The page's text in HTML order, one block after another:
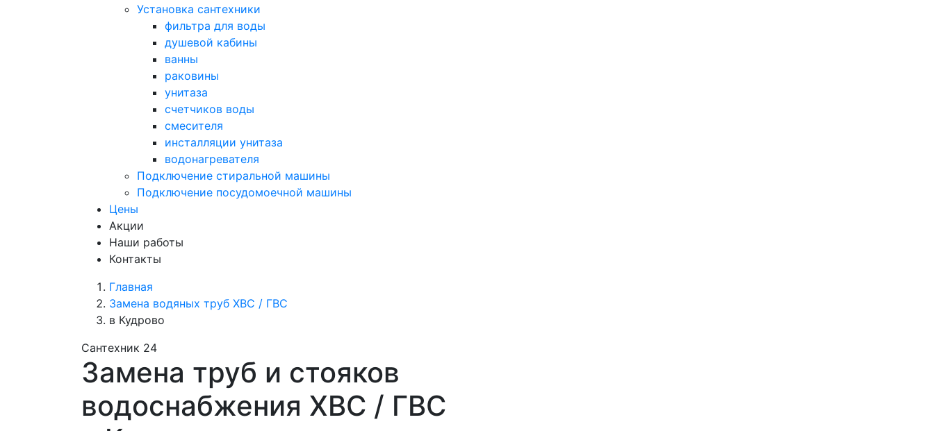
Установка сантехники
фильтра для воды
душевой кабины
ванны
раковины
унитаза
счетчиков воды
смесителя
инсталляции унитаза
водонагревателя
Подключение стиральной машины
Подключение посудомоечной машины
Цены
Акции
Наши работы
Контакты
Главная
Замена водяных труб ХВС / ГВС
в Кудрово
Сантехник 24
Замена труб и стояков
водоснабжения ХВС / ГВС